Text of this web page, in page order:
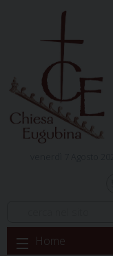
Skip
to
Home